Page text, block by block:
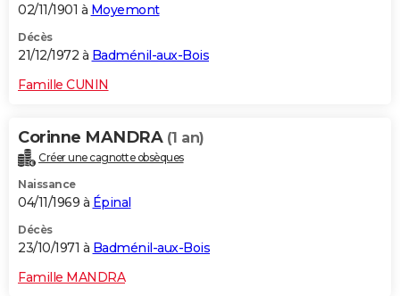
02/11/1901 à Moyemont
Décès
21/12/1972 à Badménil-aux-Bois
Famille CUNIN
Corinne MANDRA (1 an)
Créer une cagnotte obsèques
Naissance
04/11/1969 à Épinal
Décès
23/10/1971 à Badménil-aux-Bois
Famille MANDRA